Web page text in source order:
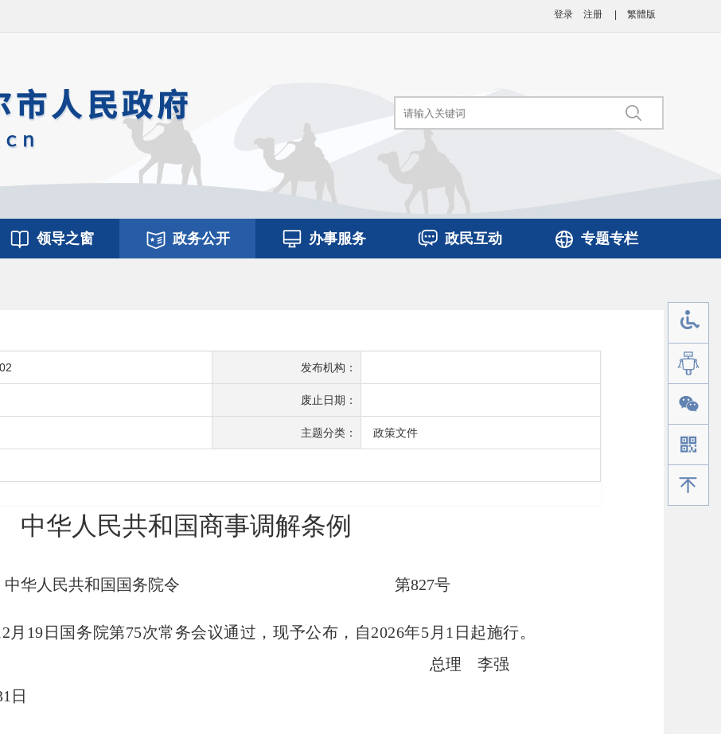
登录 注册 繁體版
领导之窗 政务公开 办事服务 政民互动 专题专栏
发布机构：
废止日期：
主题分类： 政策文件
中华人民共和国商事调解条例
中华人民共和国国务院令 第827号
月19日国务院第75次常务会议通过，现予公布，自2026年5月1日起施行。
总理 李强
手机版